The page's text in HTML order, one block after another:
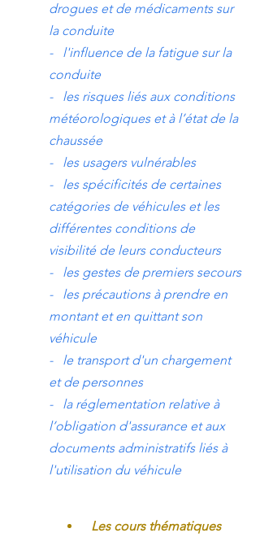
drogues et de médicaments sur
la conduite
- l'influence de la fatigue sur la
conduite
- les risques liés aux conditions
météorologiques et à l’état de la
chaussée
- les usagers vulnérables
- les spécificités de certaines
catégories de véhicules et les
différentes conditions de
visibilité de leurs conducteurs
- les gestes de premiers secours
- les précautions à prendre en
montant et en quittant son
véhicule
- le transport d'un chargement
et de personnes
- la réglementation relative à
l’obligation d'assurance et aux
documents administratifs liés à
l'utilisation du véhicule
Les cours thématiques